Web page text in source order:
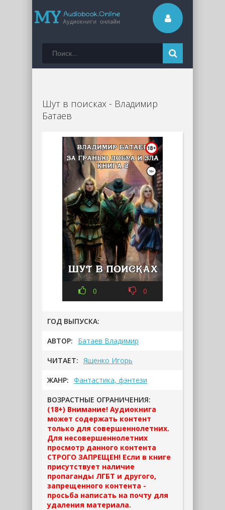
Шут в поисках - Владимир
Батаев
0 0
ГОД ВЫПУСКА:
АВТОР: Батаев Владимир
ЧИТАЕТ: Ященко Игорь
ЖАНР: Фантастика, фэнтези
ВОЗРАСТНЫЕ ОГРАНИЧЕНИЯ:
(18+) Внимание! Аудиокнига
может содержать контент
только для совершеннолетних.
Для несовершеннолетних
просмотр данного контента
СТРОГО ЗАПРЕЩЕН! Если в книге
присутствует наличие
пропаганды ЛГБТ и другого,
запрещенного контента -
просьба написать на почту для
удаления материала.